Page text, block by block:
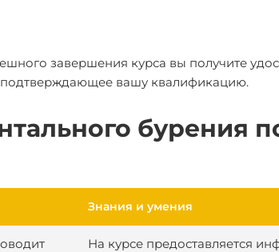
завершения курса вы получите
подтверждающее вашу квалификацию.
бурения
Знания и умения
На курсе предоставляется